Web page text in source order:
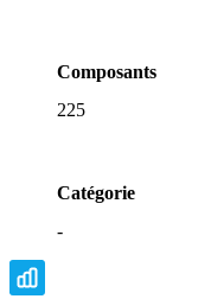
Composants
225
Catégorie
-